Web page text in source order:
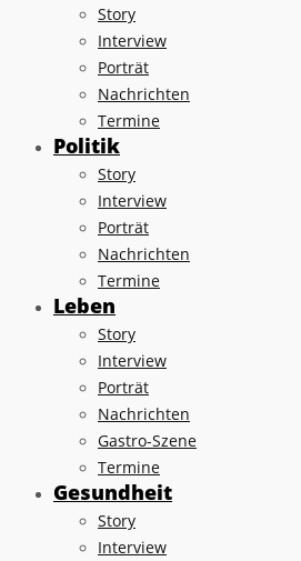
Story
Interview
Porträt
Nachrichten
Termine
Politik
Story
Interview
Porträt
Nachrichten
Termine
Leben
Story
Interview
Porträt
Nachrichten
Gastro-Szene
Termine
Gesundheit
Story
Interview